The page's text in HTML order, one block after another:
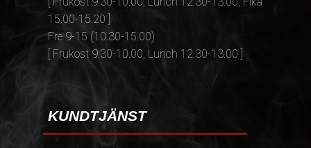
15.00-15.20 ]
Fre 9-15 (10.30-15.00)
[ Frukost 9.30-10.00, Lunch 12.30-13.00 ]
KUNDTJÄNST